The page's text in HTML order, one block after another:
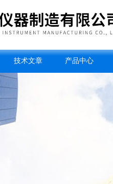
技术文章 产品中心